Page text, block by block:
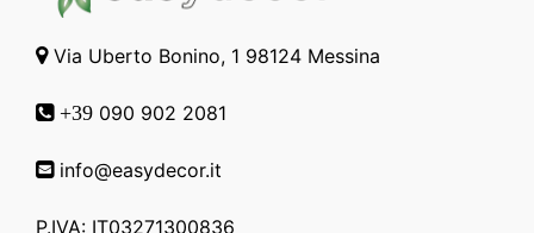
Via Uberto Bonino, 1 98124 Messina
+39 090 902 2081
info@easydecor.it
P.IVA: IT03271300836